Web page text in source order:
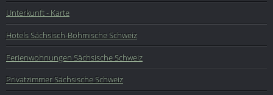
Unterkunft - Karte
Hotels Sächsisch-Böhmische Schweiz
Ferienwohnungen Sächsische Schweiz
Privatzimmer Sächsische Schweiz